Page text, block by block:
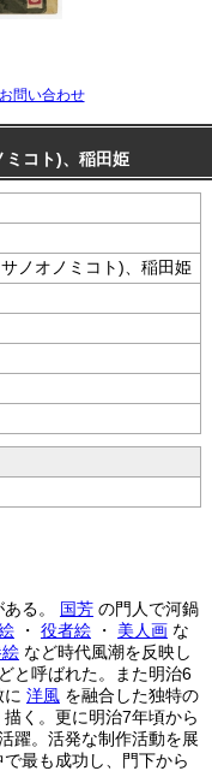
問い合わせ
コト)、稲田姫
ノオノミコト)、稲田姫
る。 国芳の門人で河鍋
・ 役者絵・ 美人画な
など時代風潮を反映し
と呼ばれた。また明治6
洋風を融合した独特の
く。更に明治7年頃から
躍。活発な制作活動を展
最も成功し、門下から